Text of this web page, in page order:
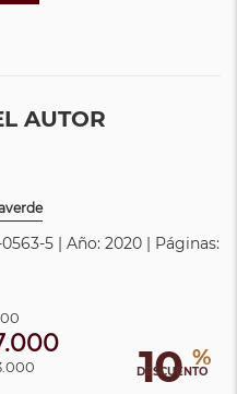
AUTOR
5 | Año: 2020 | Páginas:
10 %
DESCUENTO